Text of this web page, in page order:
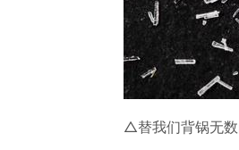
△替我们背锅无